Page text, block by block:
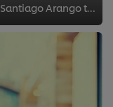
El chef Santiago Arango te cuenta sus secretos para que logres la carne para hamburguesa ideal para tu negocio.